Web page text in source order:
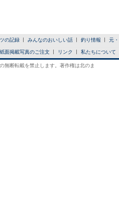
の記録 みんなのおいしい話 釣り情報 元
紙面掲載写真のご注文 リンク 私たちについて
無断転載を禁止します。著作権は北のま